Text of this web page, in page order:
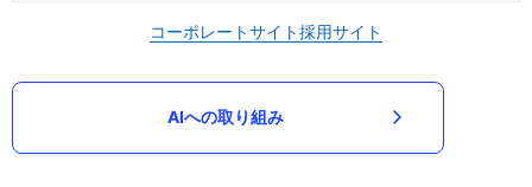
コーポレートサイト採用サイト
AIへの取り組み